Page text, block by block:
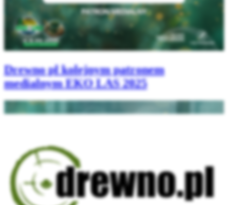
Drewno pl kolejnym patronem
medialnym EKO LAS 2025